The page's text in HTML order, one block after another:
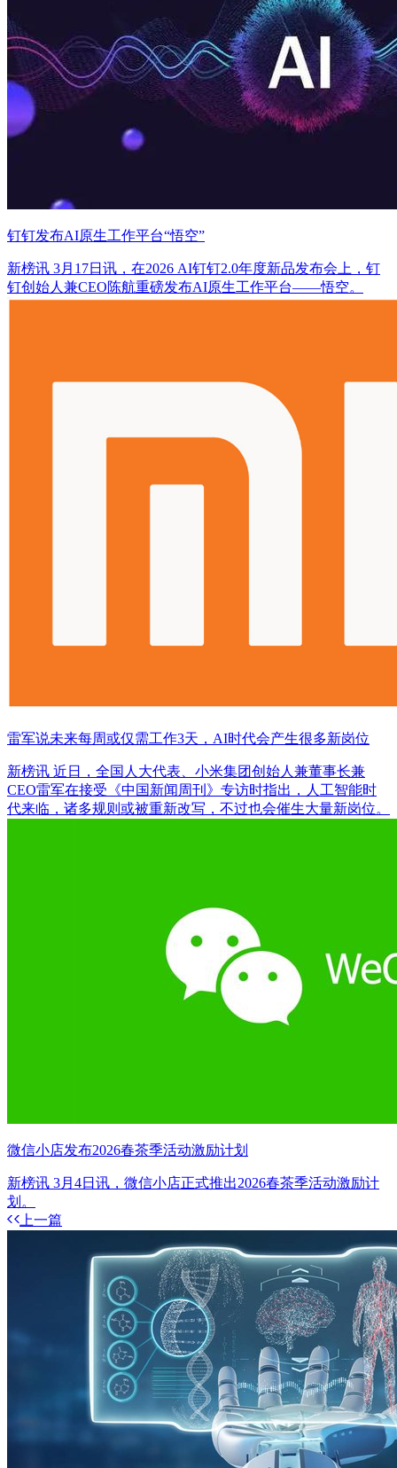
钉钉发布AI原生工作平台“悟空”
新榜讯 3月17日讯，在2026 AI钉钉2.0年度新品发布会上，钉
钉创始人兼CEO陈航重磅发布AI原生工作平台——悟空。
雷军说未来每周或仅需工作3天，AI时代会产生很多新岗位
新榜讯 近日，全国人大代表、小米集团创始人兼董事长兼
CEO雷军在接受《中国新闻周刊》专访时指出，人工智能时
代来临，诸多规则或被重新改写，不过也会催生大量新岗位。
微信小店发布2026春茶季活动激励计划
新榜讯 3月4日讯，微信小店正式推出2026春茶季活动激励计
划。
上一篇